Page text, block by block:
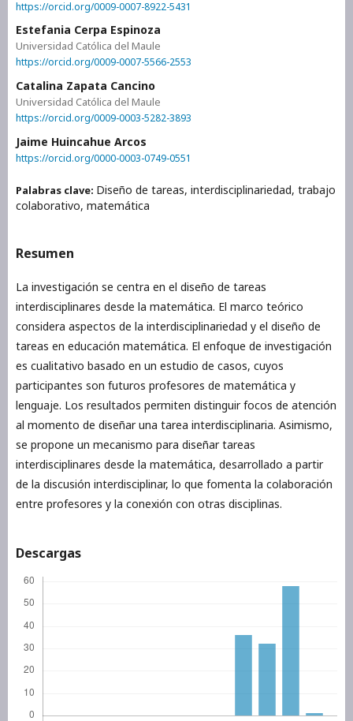
https://orcid.org/0009-0007-8922-5431
Estefania Cerpa Espinoza
Universidad Católica del Maule
https://orcid.org/0009-0007-5566-2553
Catalina Zapata Cancino
Universidad Católica del Maule
https://orcid.org/0009-0003-5282-3893
Jaime Huincahue Arcos
https://orcid.org/0000-0003-0749-0551
Palabras clave: Diseño de tareas, interdisciplinariedad, trabajo
colaborativo, matemática
Resumen
La investigación se centra en el diseño de tareas
interdisciplinares desde la matemática. El marco teórico
considera aspectos de la interdisciplinariedad y el diseño de
tareas en educación matemática. El enfoque de investigación
es cualitativo basado en un estudio de casos, cuyos
participantes son futuros profesores de matemática y
lenguaje. Los resultados permiten distinguir focos de atención
al momento de diseñar una tarea interdisciplinaria. Asimismo,
se propone un mecanismo para diseñar tareas
interdisciplinares desde la matemática, desarrollado a partir
de la discusión interdisciplinar, lo que fomenta la colaboración
entre profesores y la conexión con otras disciplinas.
Descargas